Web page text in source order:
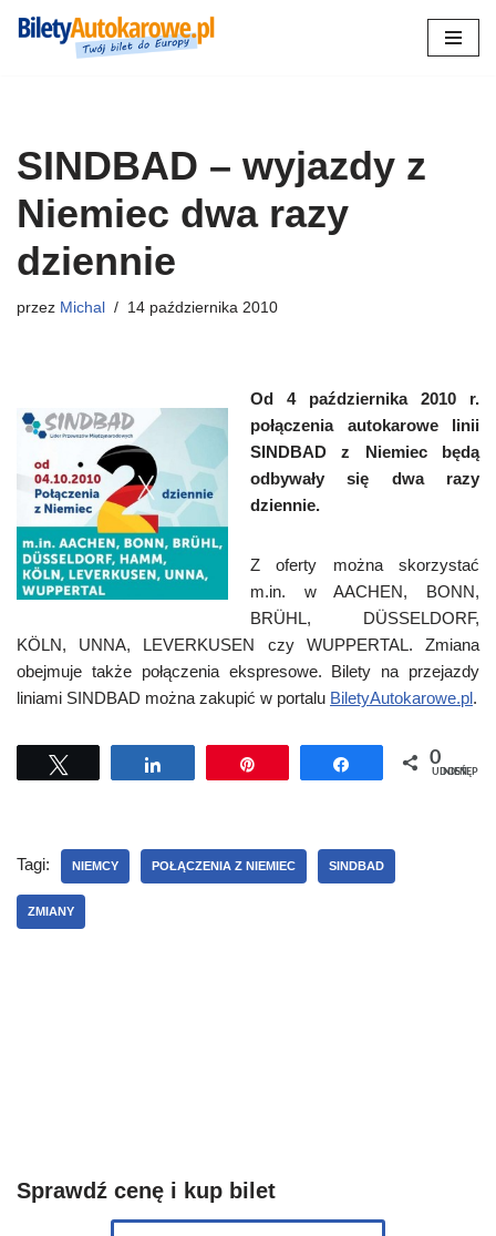
SINDBAD – wyjazdy z
Niemiec dwa razy
dziennie
przez Michal 14 października 2010
Od 4 października 2010 r.
połączenia autokarowe linii
SINDBAD z Niemiec będą
odbywały się dwa razy
dziennie.
Z oferty można skorzystać
m.in. w AACHEN, BONN,
BRÜHL, DÜSSELDORF,
KÖLN, UNNA, LEVERKUSEN czy WUPPERTAL. Zmiana
obejmuje także połączenia ekspresowe. Bilety na przejazdy
liniami SINDBAD można zakupić w portalu BiletyAutokarowe.pl.
Udostępnij Udostępnij
0
UDOSTĘPNIEŃ
Tagi: NIEMCY POŁĄCZENIA Z NIEMIEC SINDBAD
ZMIANY
Sprawdź cenę i kup bilet